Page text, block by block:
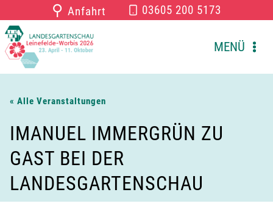
Inhalt
springen
⚲ Anfahrt 03605 200 5173
MENÜ
« Alle Veranstaltungen
IMANUEL IMMERGRÜN ZU
GAST BEI DER
LANDESGARTENSCHAU